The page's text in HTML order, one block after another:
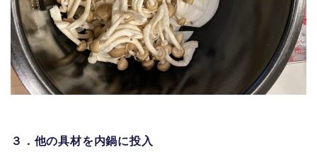
３．他の具材を内鍋に投入